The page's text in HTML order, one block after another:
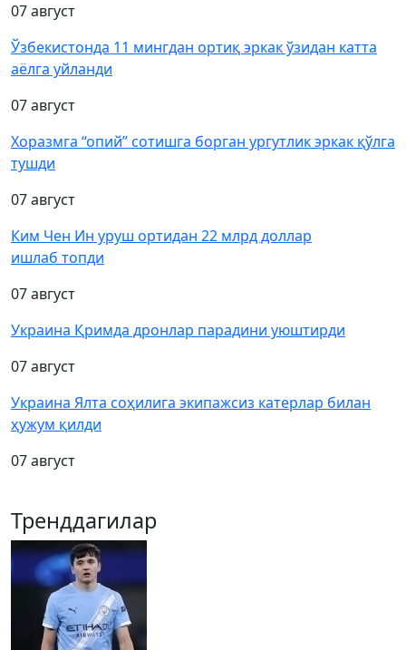
07 август
Ўзбекистонда 11 мингдан ортиқ эркак ўзидан катта
аёлга уйланди
07 август
Хоразмга “опий” сотишга борган ургутлик эркак қўлга
тушди
07 август
Ким Чен Ин уруш ортидан 22 млрд доллар
ишлаб топди
07 август
Украина Қримда дронлар парадини уюштирди
07 август
Украина Ялта соҳилига экипажсиз катерлар билан
ҳужум қилди
07 август
Тренддагилар